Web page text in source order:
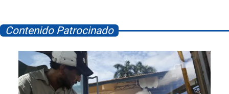
Contenido Patrocinado